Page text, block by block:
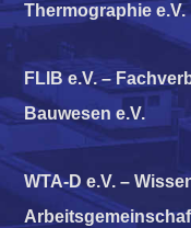
Thermographie e.V.
FLIB e.V. –
Bauwesen e.V.
WTA-D e.V. –